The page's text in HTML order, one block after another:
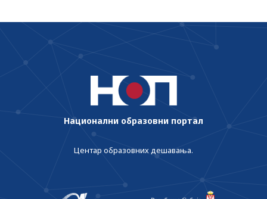
Национални образовни портал
Центар образовних дешавања.